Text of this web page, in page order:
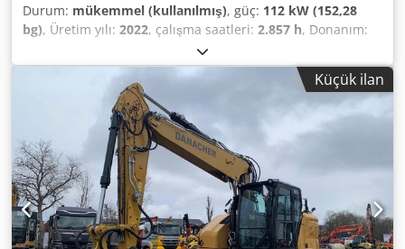
Durum: mükemmel (kullanılmış), güç: 112 kW (152,28
bg), Üretim yılı: 2022, çalışma saatleri: 2.857 h, Donanım:
, CATERPILLAR M319-07B Üretim yılı: 2022 Çalışma
saati: 2.857 saat Kapalı kabin Klima Dcodpfx Aeyin
Dbomiek Radyo Arka ve yan kamera Ayarlanabilir bom Kol:
2,50 m Tam borulama (kırıcı, tutucu, makas için) Hızlı
bağlantı OQ70/55 1 x kova Merkezi yağlama sistemi Lastik
ebadı: 10.00-20, yaklaşık %30 ömrü kaldı Bıçak desteği
129kW motor CE Çalışma ağırlığı: 19 ton
Küçük ilan